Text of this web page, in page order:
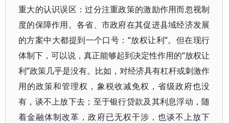
重大的认识误区：过分注重政策的激励作用而忽视制
度的保障作用。各省、市政府在其促进县域经济发展
的方案中大都提到一个口号：“放权让利”。但在现行
体制下，可以说，真正能够起到决定性作用的“放权让
利”政策几乎是没有。比如，对经济具有杠杆或刺激作
用的政策和管理权，象税收减免权，省级政府也没
有，谈不上放下去；至于银行贷款及其利息浮动，随
着金融体制改革，政府已无权干涉，也谈不上放下